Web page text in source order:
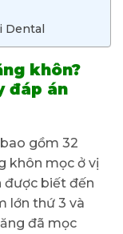
Dental
khôn?
đáp án
gồm 32
khôn mọc ở vị
được biết đến
lớn thứ 3 và
đã mọc